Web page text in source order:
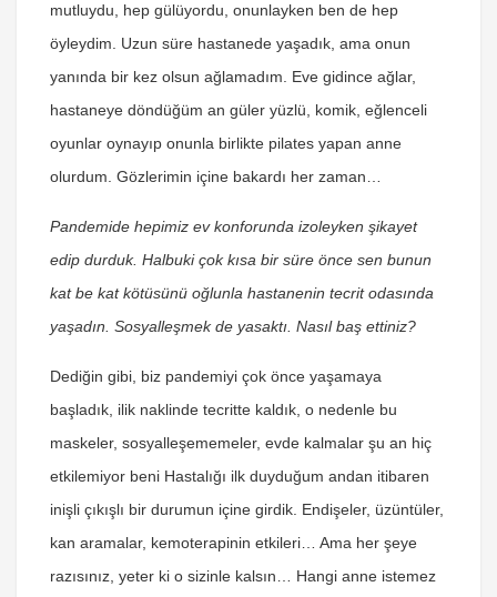
mutluydu, hep gülüyordu, onunlayken ben de hep
öyleydim. Uzun süre hastanede yaşadık, ama onun
yanında bir kez olsun ağlamadım. Eve gidince ağlar,
hastaneye döndüğüm an güler yüzlü, komik, eğlenceli
oyunlar oynayıp onunla birlikte pilates yapan anne
olurdum. Gözlerimin içine bakardı her zaman…
Pandemide hepimiz ev konforunda izoleyken şikayet
edip durduk. Halbuki çok kısa bir süre önce sen bunun
kat be kat kötüsünü oğlunla hastanenin tecrit odasında
yaşadın. Sosyalleşmek de yasaktı. Nasıl baş ettiniz?
Dediğin gibi, biz pandemiyi çok önce yaşamaya
başladık, ilik naklinde tecritte kaldık, o nedenle bu
maskeler, sosyalleşememeler, evde kalmalar şu an hiç
etkilemiyor beni Hastalığı ilk duyduğum andan itibaren
inişli çıkışlı bir durumun içine girdik. Endişeler, üzüntüler,
kan aramalar, kemoterapinin etkileri… Ama her şeye
razısınız, yeter ki o sizinle kalsın… Hangi anne istemez